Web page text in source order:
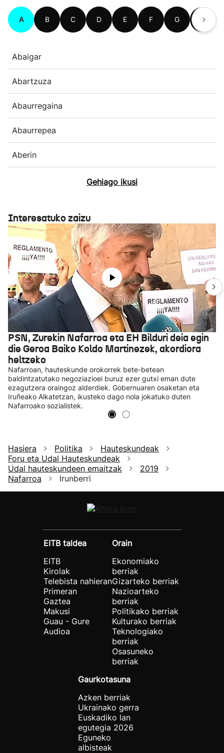
A B C D E F G H
Abaigar
Abartzuza
Abaurregaina
Abaurrepea
Aberin
Gehiago ikusi
Interesatuko zaizu
PSN, Zurekin Nafarroa eta EH Bilduri deia egin
die Geroa Baiko Koldo Martinezek, akordiora
heltzeko
Nafarroan, hauteskunde orokorrek bete-betean
baldintzatutako negoziazioei buruz ezer gutxi eman dute
ezagutzera oraingoz alderdiek. Gobernuaren osaketan eta
Iruñeako Alkatetzan, ikusteko dago nola jokatuko duten
Nafarroako sozialistek.
Hasiera Politika
Hauteskundeak
Foru eta Udal Hauteskundeak
Udal hauteskundeen emaitzak
2019
Nafarroa
Irunberri
EITB taldea
EITB
Kirolak
Telebista nahieran
Primeran
Gaztea
Makusi
Guau - Gure
Audioa
Orain
Ekonomiako
berriak
Gizarteko berriak
Nazioarteko
berriak
Politikako berriak
Kulturako berriak
Teknologiako
berriak
Osasuneko
berriak
Gaurkotasuna
Azken berriak
Ukrainako gerra
Euskadiko lan
egutegia 2026
Eguneko
albisteak